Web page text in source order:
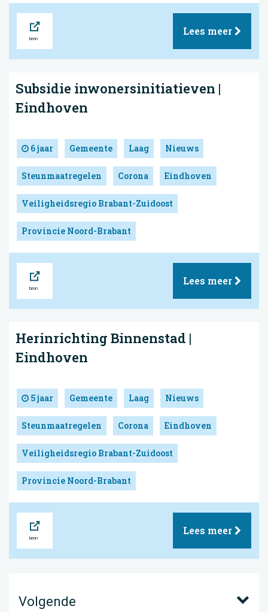
Lees meer
Subsidie inwonersinitiatieven |
Eindhoven
6 jaar Gemeente Laag Nieuws
Steunmaatregelen Corona Eindhoven
Veiligheidsregio Brabant-Zuidoost
Provincie Noord-Brabant
Lees meer
Herinrichting Binnenstad |
Eindhoven
5 jaar Gemeente Laag Nieuws
Steunmaatregelen Corona Eindhoven
Veiligheidsregio Brabant-Zuidoost
Provincie Noord-Brabant
Lees meer
Volgende